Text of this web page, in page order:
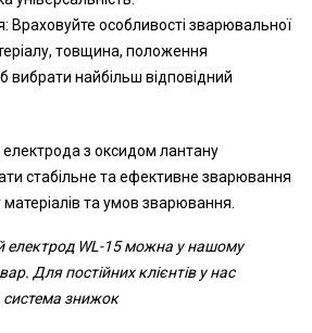
Враховуйте особливості зварювальної
товщина, положення
найбільш відповідний
з оксидом лантану
стабільне та ефективне зварювання
та умов зварювання.
електрод WL-15 можна у нашому
Для постійних клієнтів у нас
знижок